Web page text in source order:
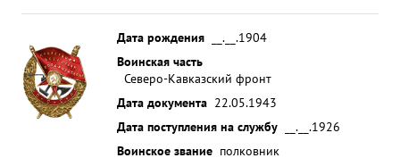
опытного уровца, неустанно руководил
рекогносцировочными работами, в процесс
работы учил вест комсостав умело строить
упорную оборону, умело руке водил оформления
документации, давал ценные указания
строителям сооруже ний и всегда добивался того
Дата рождения
__.__.1904
Воинская часть
Северо-Кавказский фронт
Дата документа 22.05.1943
Дата поступления на службу
__.__.1926
Воинское звание полковник